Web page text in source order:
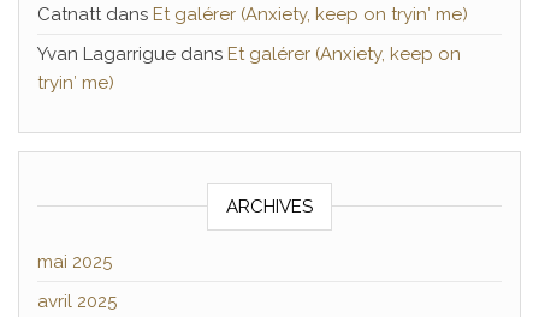
Catnattdans Et galérer (Anxiety, keep on tryin′ me)
Yvan Lagarrigue dans Et galérer (Anxiety, keep on
tryin′ me)
ARCHIVES
mai 2025
avril 2025